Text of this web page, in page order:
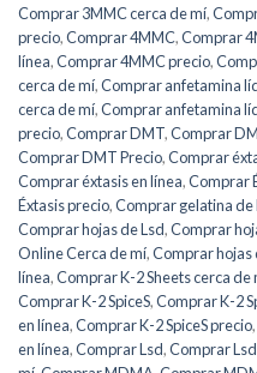
Comprar 3MMC cerca de mí,
precio,Comprar 4MMC,Comprar
línea,Comprar 4MMC precio,
cerca de mí,Comprar anfetamina
cerca de mí,Comprar anfetamina
precio,Comprar DMT,Comprar
Comprar DMT Precio,Comprar
Comprar éxtasis en línea,Comprar
Éxtasis precio,Comprar gelatina de
Comprar hojas de Lsd,Comprar
Online Cerca de mí,Comprar hojas
línea,Comprar K-2 Sheets cerca de
Comprar K-2 SpiceS,Comprar K-2
en línea,Comprar K-2 SpiceS precio,
en línea,Comprar Lsd,Comprar